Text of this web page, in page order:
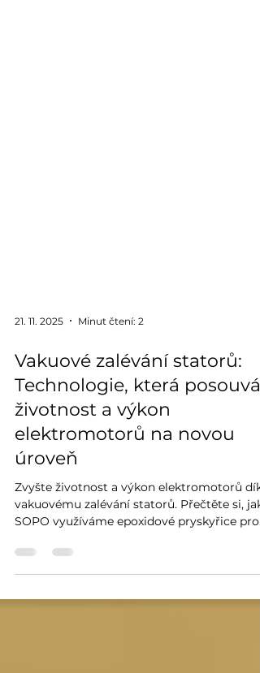
21. 11. 2025 Minut čtení: 2
Vakuové zalévání statorů:
Technologie, která posouvá
životnost a výkon
elektromotorů na novou
úroveň
Zvyšte životnost a výkon elektromotorů
SOPO využíváme epoxidové pryskyřice pro
dokonalou izolaci a odvod tepla.